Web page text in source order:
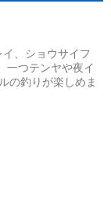
、ショウサイフ
一つテンヤや夜イ
の釣りが楽しめま